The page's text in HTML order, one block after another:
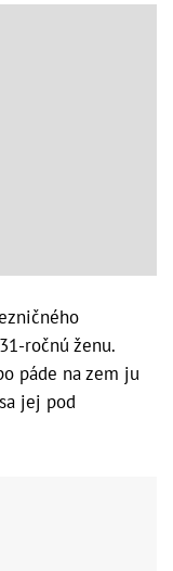
ročnú ženu.
páde na zem ju
jej pod